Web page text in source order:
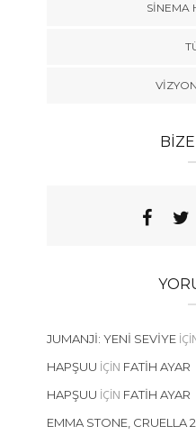
SINEMA
JUMANJI: YENI SEVIYE
HAPŞUU IÇIN FATIH AYAR
HAPŞUU IÇIN FATIH AYAR
EMMA STONE, CRUELLA